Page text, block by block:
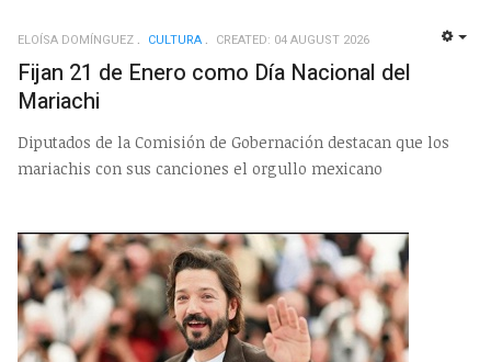
ELOÍSA DOMÍNGUEZ CULTURA CREATED: 04 AUGUST 2026
Fijan 21 de Enero como Día Nacional del
Mariachi
Diputados de la Comisión de Gobernación destacan que los
mariachis con sus canciones el orgullo mexicano